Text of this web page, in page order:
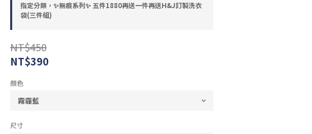
指定分類，✨無痕系列✨ 五件1880再送一件再送H&J訂製洗衣
袋(三件組)
NT$450
NT$390
顏色
尺寸